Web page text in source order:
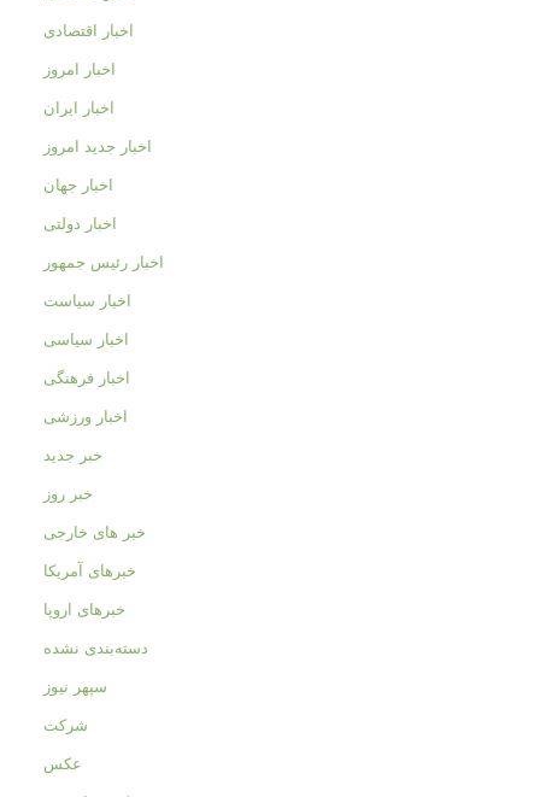
اخبار اقتصادی
اخبار امروز
اخبار ایران
اخبار جدید امروز
اخبار جهان
اخبار دولتی
اخبار رئیس جمهور
اخبار سیاست
اخبار سیاسی
اخبار فرهنگی
اخبار ورزشی
خبر جدید
خبر روز
خبر های خارجی
خبرهای آمریکا
خبرهای اروپا
دسته‌بندی نشده
سپهر نیوز
شرکت
عکس